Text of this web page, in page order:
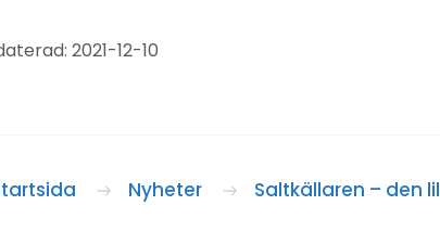
2021-12-10
Nyheter Saltkällaren – den